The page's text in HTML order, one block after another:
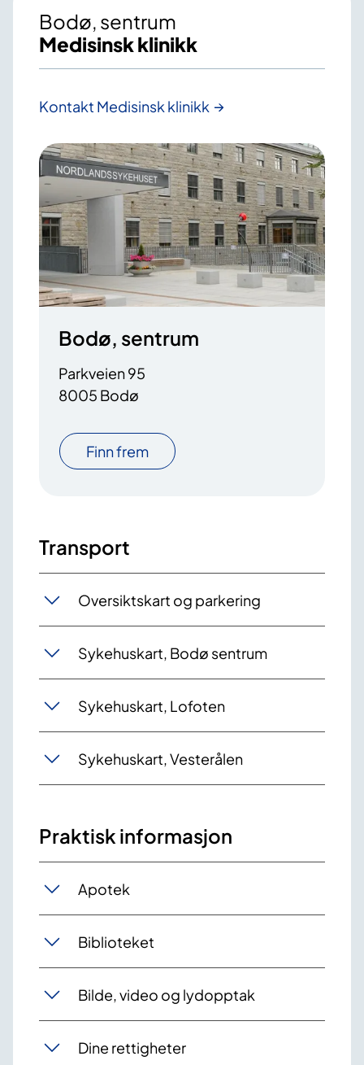
Bodø, sentrum
Medisinsk klinikk
Kontakt Medisinsk klinikk
Bodø, sentrum
Parkveien 95
8005 Bodø
Finn frem
Transport
Oversiktskart og parkering
Sykehuskart, Bodø sentrum
Sykehuskart, Lofoten
Sykehuskart, Vesterålen
Praktisk informasjon
Apotek
Biblioteket
Bilde, video og lydopptak
Dine rettigheter